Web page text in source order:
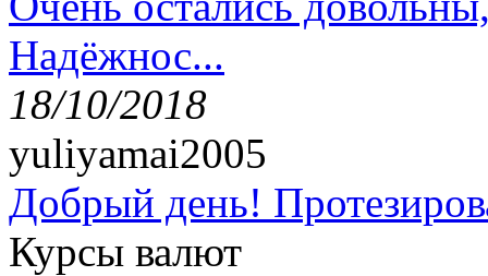
Надёжнос...
18/10/2018
yuliyamai2005
Добрый день!
Курсы валют